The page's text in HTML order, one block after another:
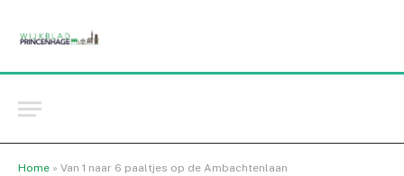
Home » Van 1 naar 6 paaltjes op de Ambachtenlaan